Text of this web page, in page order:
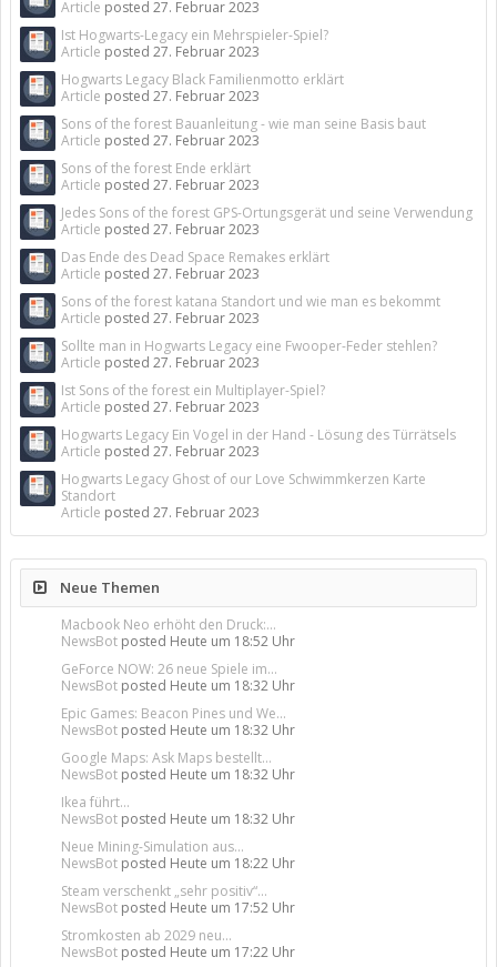
Article posted 27. Februar 2023
Ist Hogwarts-Legacy ein Mehrspieler-Spiel?
Article posted 27. Februar 2023
Hogwarts Legacy Black Familienmotto erklärt
Article posted 27. Februar 2023
Sons of the forest Bauanleitung - wie man seine Basis baut
Article posted 27. Februar 2023
Sons of the forest Ende erklärt
Article posted 27. Februar 2023
Jedes Sons of the forest GPS-Ortungsgerät und seine Verwendung
Article posted 27. Februar 2023
Das Ende des Dead Space Remakes erklärt
Article posted 27. Februar 2023
Sons of the forest katana Standort und wie man es bekommt
Article posted 27. Februar 2023
Sollte man in Hogwarts Legacy eine Fwooper-Feder stehlen?
Article posted 27. Februar 2023
Ist Sons of the forest ein Multiplayer-Spiel?
Article posted 27. Februar 2023
Hogwarts Legacy Ein Vogel in der Hand - Lösung des Türrätsels
Article posted 27. Februar 2023
Hogwarts Legacy Ghost of our Love Schwimmkerzen Karte
Standort
Article posted 27. Februar 2023
Neue Themen
Macbook Neo erhöht den Druck:...
NewsBot posted Heute um 18:52 Uhr
GeForce NOW: 26 neue Spiele im...
NewsBot posted Heute um 18:32 Uhr
Epic Games: Beacon Pines und We...
NewsBot posted Heute um 18:32 Uhr
Google Maps: Ask Maps bestellt...
NewsBot posted Heute um 18:32 Uhr
Ikea führt...
NewsBot posted Heute um 18:32 Uhr
Neue Mining-Simulation aus...
NewsBot posted Heute um 18:22 Uhr
Steam verschenkt „sehr positiv“...
NewsBot posted Heute um 17:52 Uhr
Stromkosten ab 2029 neu...
NewsBot posted Heute um 17:22 Uhr